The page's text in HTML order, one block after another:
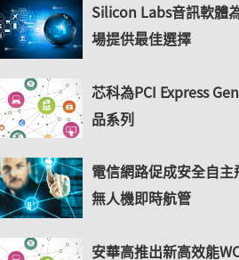
Silicon Labs音訊軟體
場提供最佳選擇
芯科為PCI Express
品系列
電信網路促成安全自
無人機即時航管
安華高推出新高效能